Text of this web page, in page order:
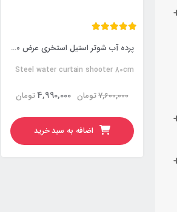
پرده آب شوتر استیل استخری عرض 80 سانتی متر
Steel water curtain shooter 80cm
تومان7,600,000 تومان4,990,000
اضافه به سبد خرید